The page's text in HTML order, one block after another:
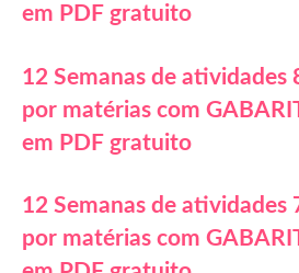
em PDF gratuito
12 Semanas de atividades
por matérias com
em PDF gratuito
12 Semanas de atividades
por matérias com